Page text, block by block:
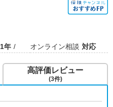
1年 オンライン相談 対応
高評価レビュー
(3件)